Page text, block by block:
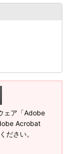
ェア「Adobe
Acrobat
ださい。